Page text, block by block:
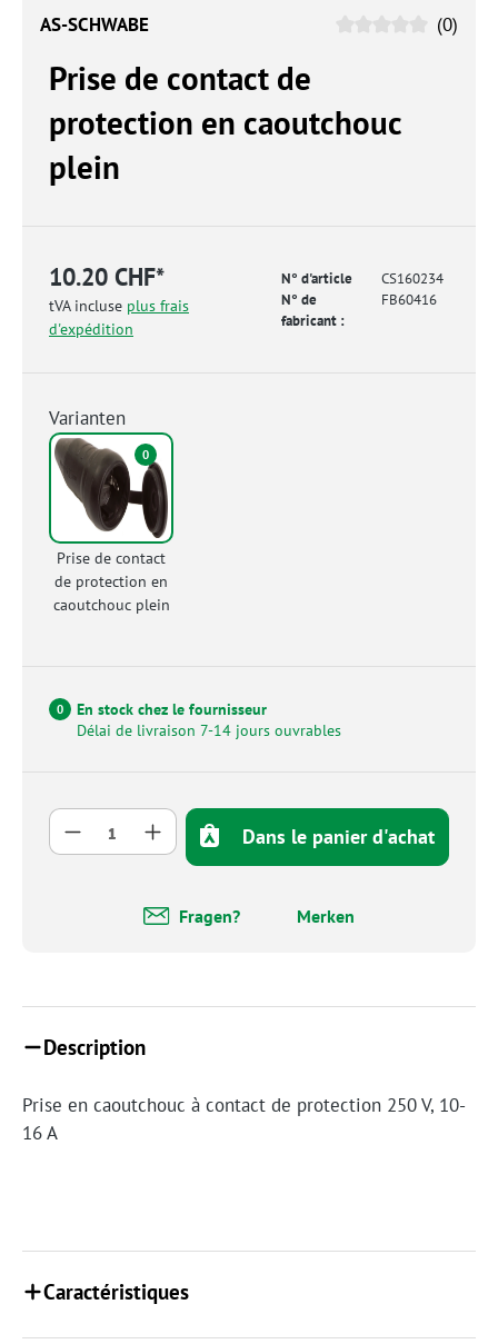
AS-SCHWABE (0)
Prise de contact de
protection en caoutchouc
plein
10.20 CHF*
tVA incluse plus frais
d'expédition
N° d'article
CS160234
N° de
fabricant :
FB60416
Varianten
0
Prise de contact
de protection en
caoutchouc plein
0
En stock chez le fournisseur
Délai de livraison 7-14 jours ouvrables
Quantité de produit : Entrez la quantité
Dans le panier d'achat
Fragen? Merken
Description
Prise en caoutchouc à contact de protection 250 V, 10-
16 A
Caractéristiques